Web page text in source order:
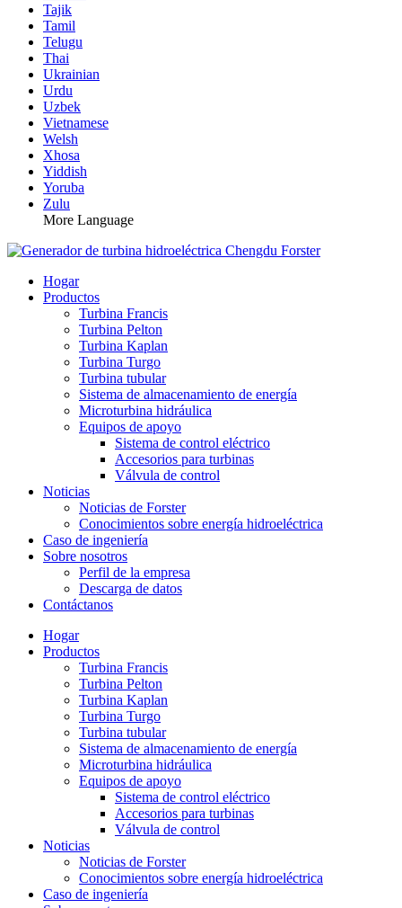
Tajik
Tamil
Telugu
Thai
Ukrainian
Urdu
Uzbek
Vietnamese
Welsh
Xhosa
Yiddish
Yoruba
Zulu
More Language
Hogar
Productos
Turbina Francis
Turbina Pelton
Turbina Kaplan
Turbina Turgo
Turbina tubular
Sistema de almacenamiento de energía
Microturbina hidráulica
Equipos de apoyo
Sistema de control eléctrico
Accesorios para turbinas
Válvula de control
Noticias
Noticias de Forster
Conocimientos sobre energía hidroeléctrica
Caso de ingeniería
Sobre nosotros
Perfil de la empresa
Descarga de datos
Contáctanos
Hogar
Productos
Turbina Francis
Turbina Pelton
Turbina Kaplan
Turbina Turgo
Turbina tubular
Sistema de almacenamiento de energía
Microturbina hidráulica
Equipos de apoyo
Sistema de control eléctrico
Accesorios para turbinas
Válvula de control
Noticias
Noticias de Forster
Conocimientos sobre energía hidroeléctrica
Caso de ingeniería